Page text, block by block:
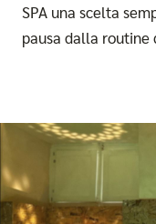
SPA una scelta
pausa dalla routine